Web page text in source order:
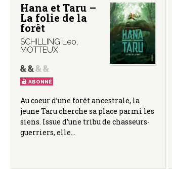
Hana et Taru –
La folie de la
forêt
SCHILLING Leo,
MOTTEUX
ABONNÉ
Au coeur d’une forêt ancestrale, la
jeune Taru cherche sa place parmi les
siens. Issue d’une tribu de chasseurs-
guerriers, elle…